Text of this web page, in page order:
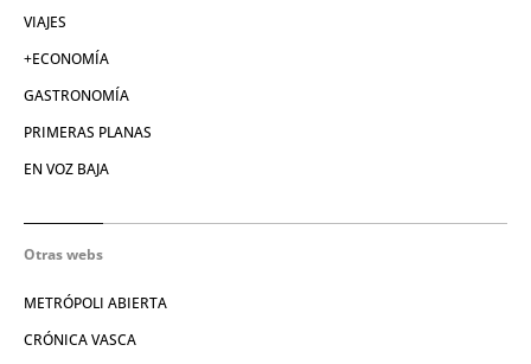
VIAJES
+ECONOMÍA
GASTRONOMÍA
PRIMERAS PLANAS
EN VOZ BAJA
Otras webs
METRÓPOLI ABIERTA
CRÓNICA VASCA